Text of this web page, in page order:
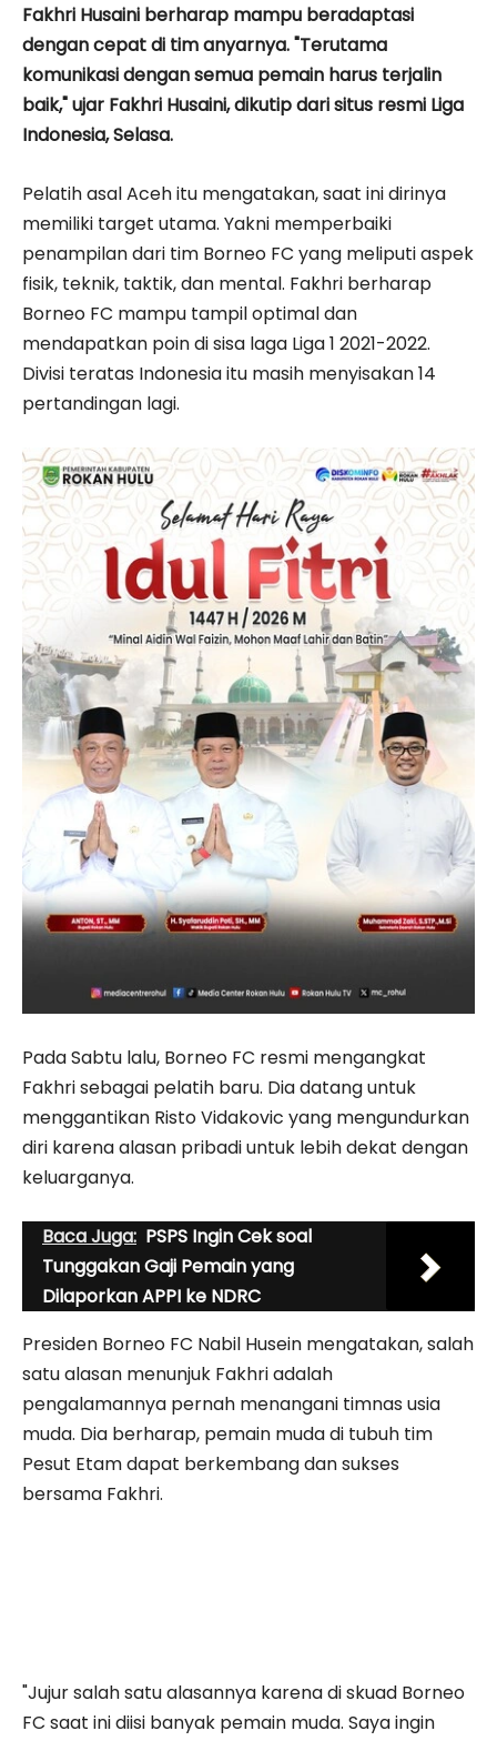
Fakhri Husaini berharap mampu beradaptasi
dengan cepat di tim anyarnya. "Terutama
komunikasi dengan semua pemain harus terjalin
baik," ujar Fakhri Husaini, dikutip dari situs resmi Liga
Indonesia, Selasa.
Pelatih asal Aceh itu mengatakan, saat ini dirinya
memiliki target utama. Yakni memperbaiki
penampilan dari tim Borneo FC yang meliputi aspek
fisik, teknik, taktik, dan mental. Fakhri berharap
Borneo FC mampu tampil optimal dan
mendapatkan poin di sisa laga Liga 1 2021-2022.
Divisi teratas Indonesia itu masih menyisakan 14
pertandingan lagi.
Pada Sabtu lalu, Borneo FC resmi mengangkat
Fakhri sebagai pelatih baru. Dia datang untuk
menggantikan Risto Vidakovic yang mengundurkan
diri karena alasan pribadi untuk lebih dekat dengan
keluarganya.
Baca Juga: PSPS Ingin Cek soal
Tunggakan Gaji Pemain yang
Dilaporkan APPI ke NDRC
Presiden Borneo FC Nabil Husein mengatakan, salah
satu alasan menunjuk Fakhri adalah
pengalamannya pernah menangani timnas usia
muda. Dia berharap, pemain muda di tubuh tim
Pesut Etam dapat berkembang dan sukses
bersama Fakhri.
"Jujur salah satu alasannya karena di skuad Borneo
FC saat ini diisi banyak pemain muda. Saya ingin